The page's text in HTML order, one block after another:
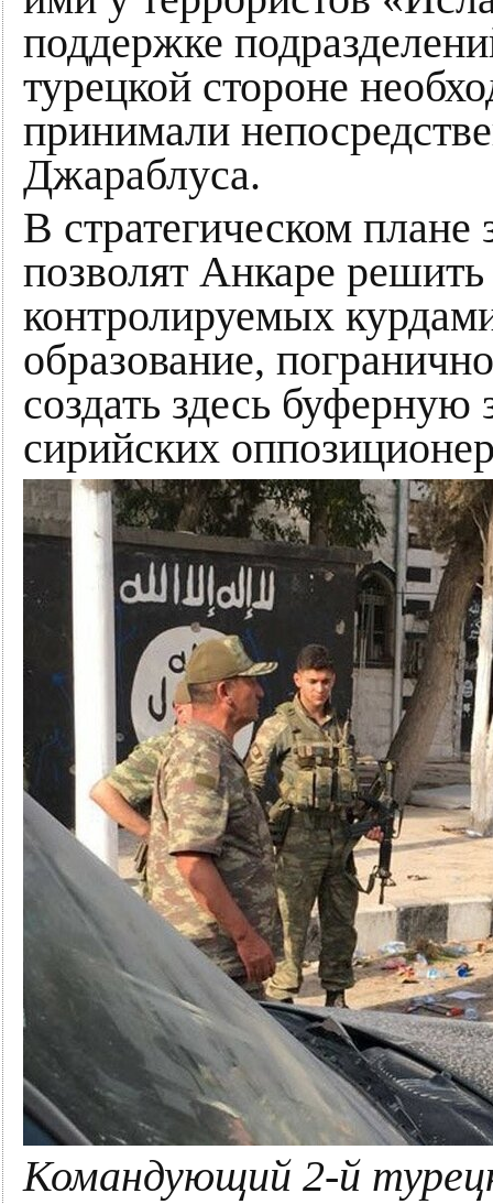
поддержке
турецкой стороне
принимали
Джараблуса.
В стратегическом
позволят Анкаре
контролируемых
образование,
создать здесь
сирийских
Командующий 2-й